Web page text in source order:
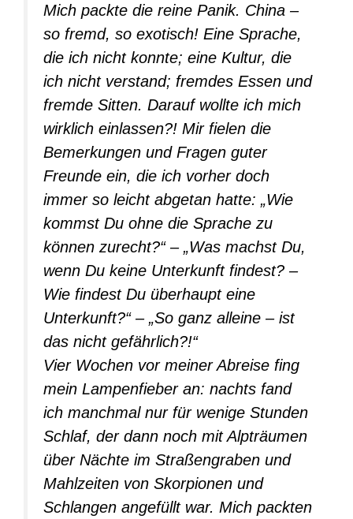
Mich packte die reine Panik. China –
so fremd, so exotisch! Eine Sprache,
die ich nicht konnte; eine Kultur, die
ich nicht verstand; fremdes Essen und
fremde Sitten. Darauf wollte ich mich
wirklich einlassen?! Mir fielen die
Bemerkungen und Fragen guter
Freunde ein, die ich vorher doch
immer so leicht abgetan hatte: „Wie
kommst Du ohne die Sprache zu
können zurecht?“ – „Was machst Du,
wenn Du keine Unterkunft findest? –
Wie findest Du überhaupt eine
Unterkunft?“ – „So ganz alleine – ist
das nicht gefährlich?!“
Vier Wochen vor meiner Abreise fing
mein Lampenfieber an: nachts fand
ich manchmal nur für wenige Stunden
Schlaf, der dann noch mit Alpträumen
über Nächte im Straßengraben und
Mahlzeiten von Skorpionen und
Schlangen angefüllt war. Mich packten